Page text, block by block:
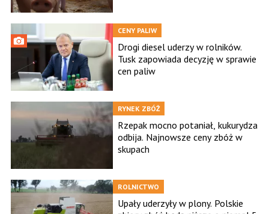
CENY PALIW
Drogi diesel uderzy w rolników.
Tusk zapowiada decyzję w sprawie
cen paliw
RYNEK ZBÓŻ
Rzepak mocno potaniał, kukurydza
odbija. Najnowsze ceny zbóż w
skupach
ROLNICTWO
Upały uderzyły w plony. Polskie